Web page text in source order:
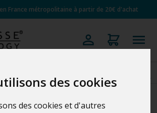
des cookies
des cookies et d'autres
France métropolitaine à partir de 20€ d'achat